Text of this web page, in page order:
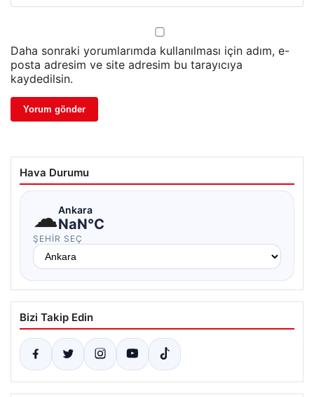
Daha sonraki yorumlarımda kullanılması için adım, e-
posta adresim ve site adresim bu tarayıcıya
kaydedilsin.
Hava Durumu
☁Ankara
NaN°C
ŞEHIR SEÇ
Bizi Takip Edin